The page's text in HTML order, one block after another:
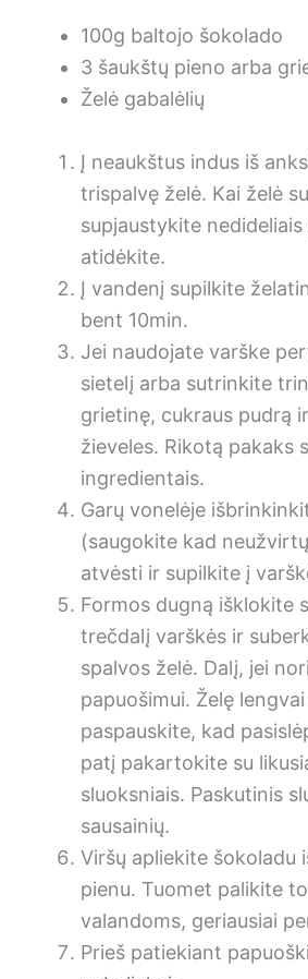
100g baltojo šokolado
3 šaukštų pieno arba
Želė gabalėlių
Į neaukštus indus iš
trispalvę želė. Kai želė
supjaustykite nedideliais
atidėkite.
Į vandenį supilkite
bent 10min.
Jei naudojate varške
sietelį arba sutrinkite
grietinę, cukraus pudrą
žieveles. Rikotą pakaks
ingredientais.
Garų vonelėje
(saugokite kad
atvėsti ir supilkite į
Formos dugną išklokite
trečdalį varškės ir
spalvos želė. Dalį, jei
papuošimui. Želę
paspauskite, kad
patį pakartokite su
sluoksniais. Paskutinis
sausainių.
Viršų apliekite šokoladu
pienu. Tuomet palikite
valandoms, geriausiai
Prieš patiekiant